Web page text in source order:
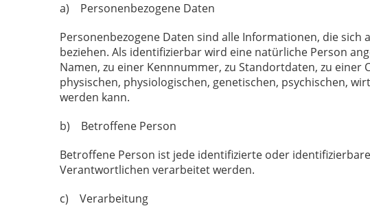
a) Personenbezogene Daten
Personenbezogene Daten sind alle Informationen, die
beziehen. Als identifizierbar wird eine natürliche Person
Namen, zu einer Kennnummer, zu Standortdaten, zu
physischen, physiologischen, genetischen, psychischen,
werden kann.
b) Betroffene Person
Betroffene Person ist jede identifizierte oder
Verantwortlichen verarbeitet werden.
c) Verarbeitung